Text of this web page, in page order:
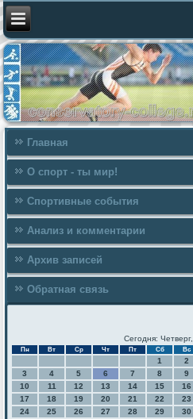
Главная
О спорт - ты мир!
Спортивные события
Анализ и комментарии
Архив записей
Обратная связь
Сегодня:
Пн Вт Ср Чт Пт Сб Вс
1
2
3
4 5 6 7 8
9
10
11 12 13 14 15
16
17
18 19 20 21 22
23
24
25 26 27 28 29
30